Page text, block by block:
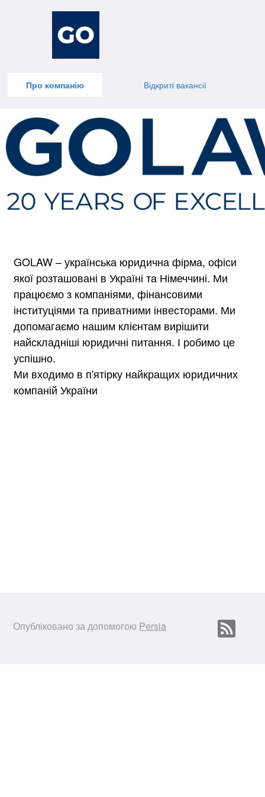
Про компанію Відкриті вакансії
GOLAW – українська юридична фірма, офіси
якої розташовані в Україні та Німеччині. Ми
працюємо з компаніями, фінансовими
інституціями та приватними інвесторами. Ми
допомагаємо нашим клієнтам вирішити
найскладніші юридичні питання. І робимо це
успішно.
Ми входимо в п'ятірку найкращих юридичних
компаній України
Опубліковано за допомогою Persia